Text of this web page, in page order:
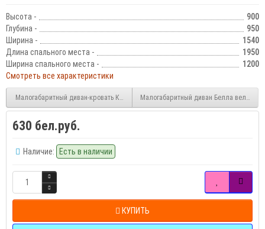
Высота -
900
Глубина -
950
Ширина -
1540
Длина спального места -
1950
Ширина спального места -
1200
Смотреть все характеристики
Малогабаритный диван-кровать КолобокМалогабаритный диван Белла велюр
630 бел.руб.
Наличие: Есть в наличии
КУПИТЬ